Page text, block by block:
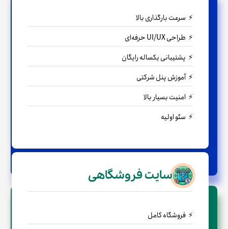
سرعت بارگذاری بالا
طراحی UI/UX حرفه‌ای
پشتیبانی یکساله رایگان
آموزش پنل شرکتی
امنیت بسیار بالا
سئو اولیه
← مشاوره رایگان
سایت فروشگاهی
فروشگاه کامل